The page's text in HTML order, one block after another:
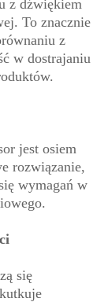
z dźwiękiem
To znacznie
z
w dostrajaniu
jest osiem
rozwiązanie,
wymagań w
się